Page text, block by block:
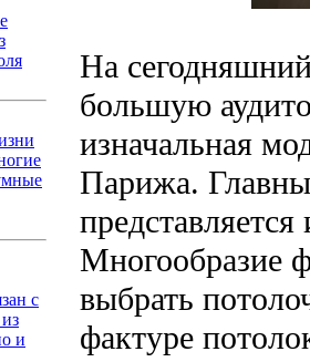
с
и
На
большую
изначальная
Парижа.
Многообразие
выбрать
фактуре